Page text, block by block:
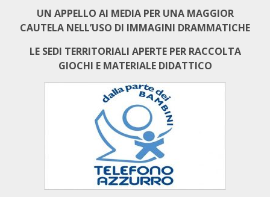
UN APPELLO AI MEDIA PER UNA MAGGIOR
CAUTELA NELL’USO DI IMMAGINI DRAMMATICHE
LE SEDI TERRITORIALI APERTE PER RACCOLTA
GIOCHI E MATERIALE DIDATTICO